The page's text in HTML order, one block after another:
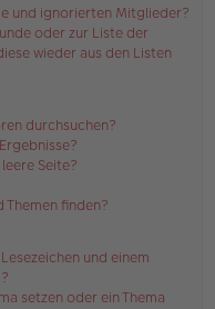
und ignorierten Mitglieder?
oder zur Liste der
wieder aus den Listen
durchsuchen?
Seite?
Themen finden?
und einem
setzen oder ein Thema